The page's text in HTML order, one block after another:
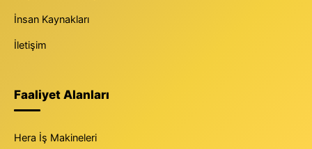
İnsan Kaynakları
İletişim
Faaliyet Alanları
Hera İş Makineleri